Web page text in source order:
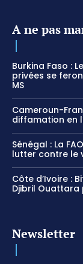
A ne pas
Burkina Faso :
privées se
MS
Cameroun-
diffamation en
Sénégal : La
lutter contre le
Côte d’Ivoire :
Djibril Ouattara
Newsletter